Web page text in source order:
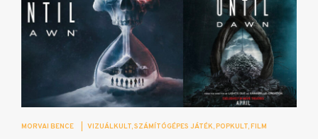
MORVAI BENCE VIZUÁLKULT SZÁMÍTÓGÉPES JÁTÉK POPKULT FILM